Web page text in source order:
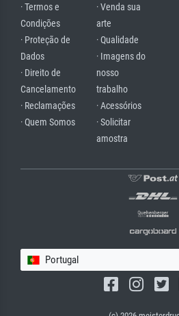
· Termos e
Condições
· Proteção de
Dados
· Direito de
Cancelamento
· Reclamações
· Quem Somos
· Venda sua
arte
· Qualidade
· Imagens do
nosso
trabalho
· Acessórios
· Solicitar
amostra
Portugal